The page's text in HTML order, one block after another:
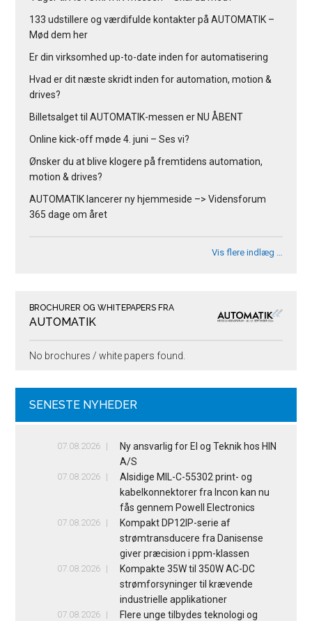
133 udstillere og værdifulde kontakter på AUTOMATIK –
Mød dem her
Er din virksomhed up-to-date inden for automatisering
Hvad er dit næste skridt inden for automation, motion &
drives?
Billetsalget til AUTOMATIK-messen er NU ÅBENT
Online kick-off møde 4. juni – Ses vi?
Ønsker du at blive klogere på fremtidens automation,
motion & drives?
AUTOMATIK lancerer ny hjemmeside –> Vidensforum
365 dage om året
Vis flere indlæg …
BROCHURER OG WHITEPAPERS FRA
AUTOMATIK
No brochures / white papers found.
SENESTE NYHEDER
07.08.2026
Ny ansvarlig for El og Teknik hos HIN
A/S
07.08.2026
Alsidige MIL-C-55302 print- og
kabelkonnektorer fra Incon kan nu
fås gennem Powell Electronics
07.08.2026
Kompakt DP12IP-serie af
strømtransducere fra Danisense
giver præcision i ppm-klassen
07.08.2026
Kompakte 35W til 350W AC-DC
strømforsyninger til krævende
industrielle applikationer
07.08.2026
Flere unge tilbydes teknologi og